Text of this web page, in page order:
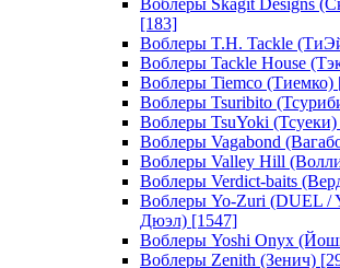
Воблеры Skagit Designs
[183]
Воблеры T.H. Tackle
Воблеры Tackle House
Воблеры Tiemco (Тиемко)
Воблеры Tsuribito
Воблеры TsuYoki (Тсуеки)
Воблеры Vagabond
Воблеры Valley Hill
Воблеры Verdict-baits
Воблеры Yo-Zuri (DUEL /
Дюэл) [1547]
Воблеры Yoshi Onyx
Воблеры Zenith (Зенич)